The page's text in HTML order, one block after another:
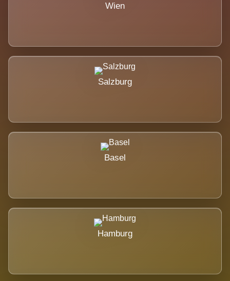
Wien
Salzburg
Basel
Hamburg